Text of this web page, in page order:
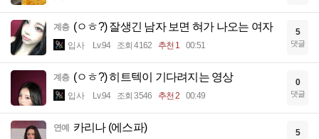
계층 (ㅇㅎ?) 잘생긴 남자 보면 혀가 나오는 여자
입사 Lv.94 조회 4162 추천 1 00:51
5
댓글
계층 (ㅇㅎ?) 히트텍이 기다려지는 영상
입사 Lv.94 조회 3546 추천 2 00:49
0
댓글
연예 카리나 (에스파) 5